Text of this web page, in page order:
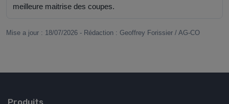
meilleure maitrise des coupes.
Mise a jour : 18/07/2026 - Rédaction : Geoffrey Forissier / AG-CO